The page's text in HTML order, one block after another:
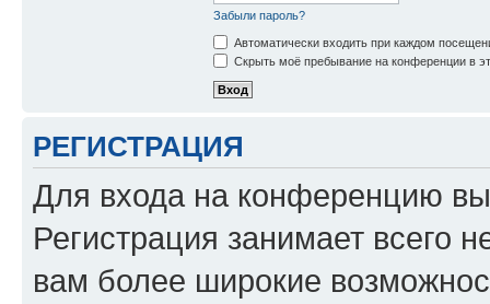
Забыли пароль?
Автоматически входить при каждом
Скрыть моё пребывание на конференции в
РЕГИСТРАЦИЯ
Для входа на конференцию
Регистрация занимает всего
вам более широкие